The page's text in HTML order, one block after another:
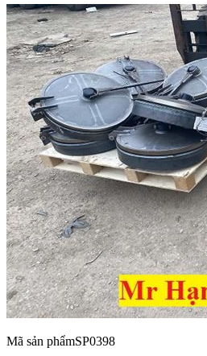
Mã sản phẩmSP0398